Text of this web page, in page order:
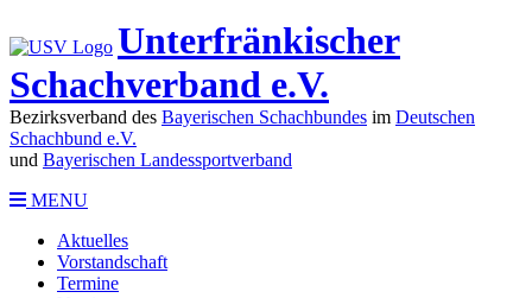
Unterfränkischer
Schachverband e.V.
Bezirksverband des Bayerischen Schachbundes im Deutschen
Schachbund e.V.
und Bayerischen Landessportverband
MENU
Aktuelles
Vorstandschaft
Termine